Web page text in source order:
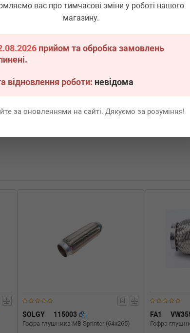
вас про тимчасові зміни у роботі нашого
магазину.
прийом та обробка замовлень
відновлення роботи: невідома
за оновленнями на сайті. Дякуємо за розуміння!
SOLGY 115003
Гофра глушника MB Sprinter (64x265)
FA1
Гофра